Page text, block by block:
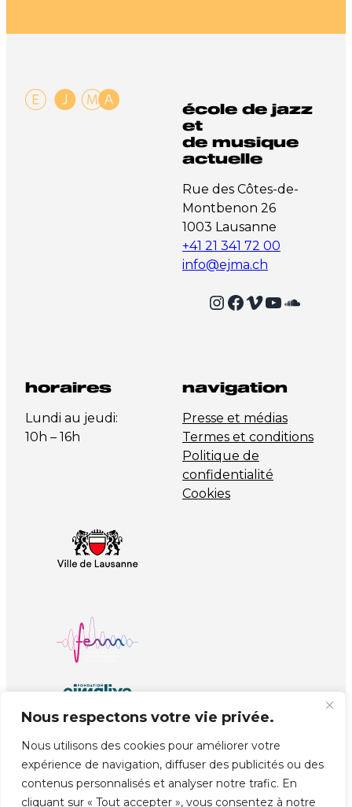
Nous respectons votre vie privée.
Nous utilisons des cookies pour améliorer votre
expérience de navigation, diffuser des publicités ou des
contenus personnalisés et analyser notre trafic. En
cliquant sur « Tout accepter », vous consentez à notre
école de jazz
et
de musique
actuelle
Rue des Côtes-de-
Montbenon 26
1003 Lausanne
+41 21 341 72 00
info@ejma.ch
InstagramFacebook Vimeo YouTube SoundCloud
horaires
Lundi au jeudi:
10h – 16h
navigation
Presse et médias
Termes et conditions
Politique de
confidentialité
Cookies
© Copyright EJMA Réalisé par unprinted.ch